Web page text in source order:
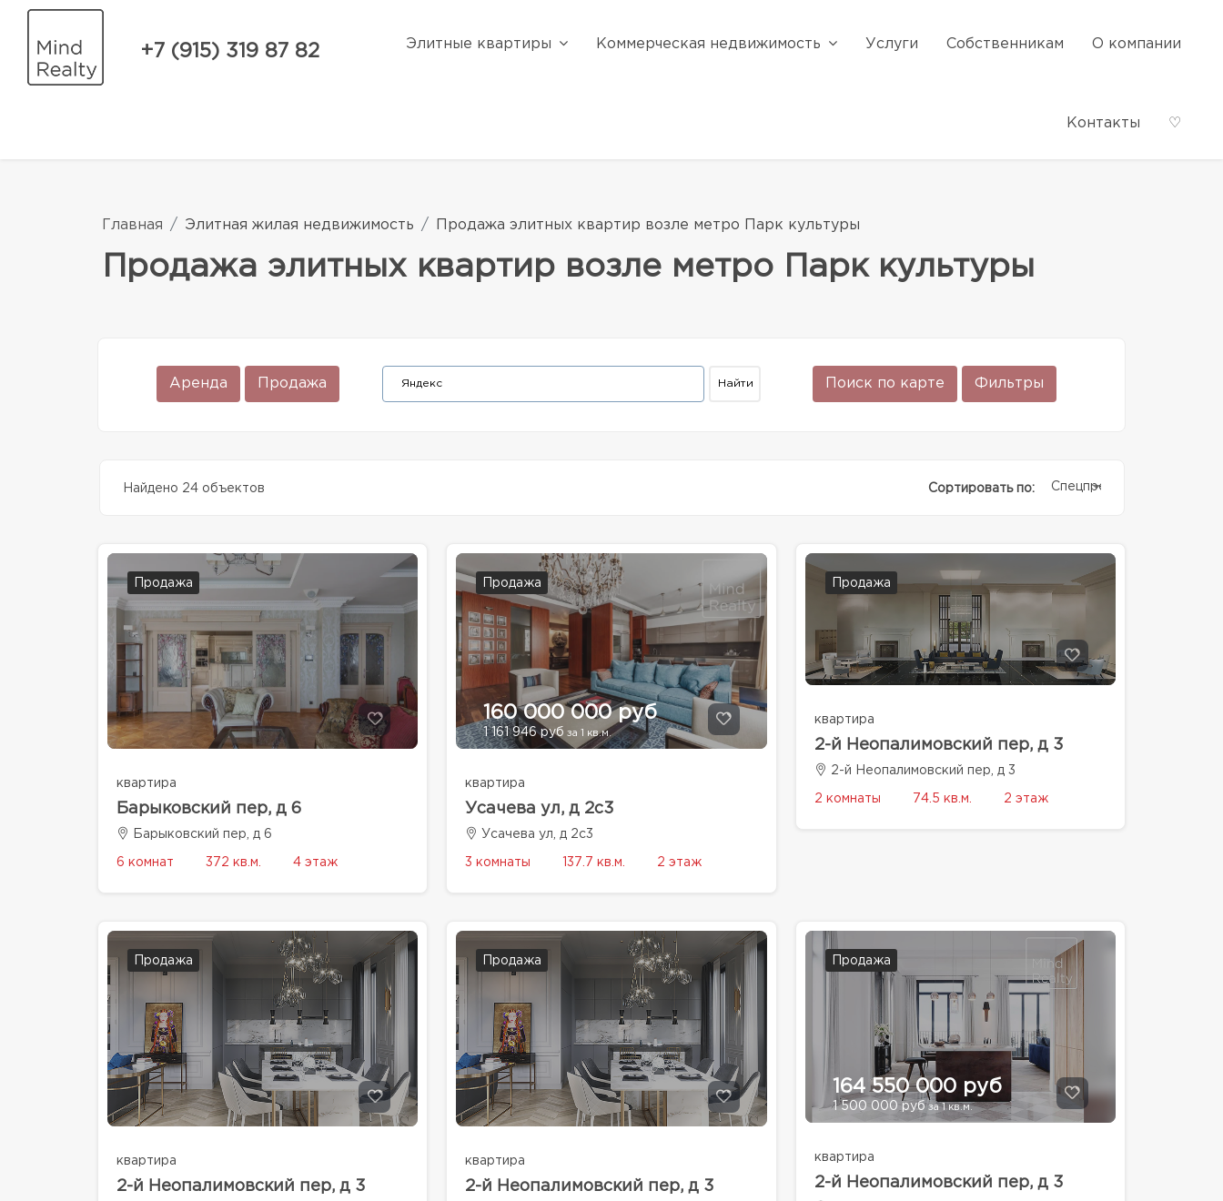
+7 (915) 319 87 82 Элитные квартиры Коммерческая недвижимость Услуги Собственникам О компании
Контакты ♡
Главная Элитная жилая недвижимость Продажа элитных квартир возле метро Парк культуры
Продажа элитных квартир возле метро Парк культуры
Аренда Продажа Поиск по карте Фильтры
Найдено 24 объектов Сортировать по: Спецпредолжение
Продажа
квартира
Барыковский пер, д 6
Барыковский пер, д 6
6 комнат 372 кв.м. 4 этаж
Продажа
160 000 000 руб
1 161 946 руб за 1 кв.м.
квартира
Усачева ул, д 2с3
Усачева ул, д 2с3
3 комнаты 137.7 кв.м. 2 этаж
Продажа
квартира
2-й Неопалимовский пер, д 3
2-й Неопалимовский пер, д 3
2 комнаты 74.5 кв.м. 2 этаж
Продажа
квартира
2-й Неопалимовский пер, д 3
Продажа
квартира
2-й Неопалимовский пер, д 3
Продажа
164 550 000 руб
1 500 000 рубза 1 кв.м.
квартира
2-й Неопалимовский пер, д 3